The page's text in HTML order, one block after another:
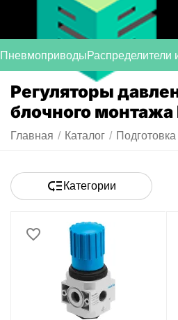
ПневмоприводыРаспределители
Регуляторы
блочного монтажа
Главная / Каталог /
Категории